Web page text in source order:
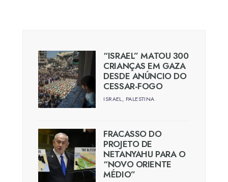
“ISRAEL” MATOU 300
CRIANÇAS EM GAZA
DESDE ANÚNCIO DO
CESSAR-FOGO
ISRAEL, PALESTINA
FRACASSO DO
PROJETO DE
NETANYAHU PARA O
“NOVO ORIENTE
MÉDIO”